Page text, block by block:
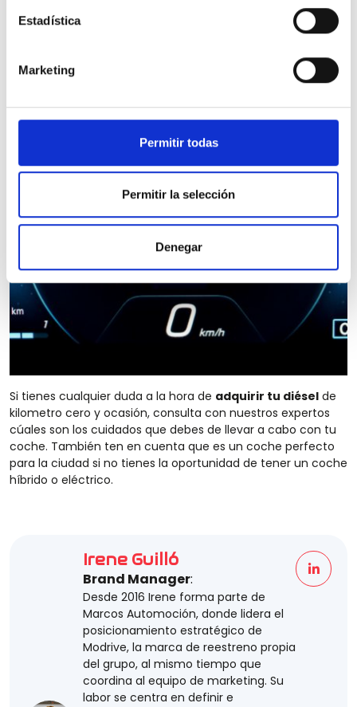
Estadística
Marketing
Permitir todas
Permitir la selección
Denegar
Si tienes cualquier duda a la hora de adquirir tu diésel de
kilometro cero y ocasión, consulta con nuestros expertos
cúales son los cuidados que debes de llevar a cabo con tu
coche. También ten en cuenta que es un coche perfecto
para la ciudad si no tienes la oportunidad de tener un coche
híbrido o eléctrico.
Irene Guilló
Brand Manager:
Desde 2016 Irene forma parte de
Marcos Automoción, donde lidera el
posicionamiento estratégico de
Modrive, la marca de reestreno propia
del grupo, al mismo tiempo que
coordina al equipo de marketing. Su
labor se centra en definir e